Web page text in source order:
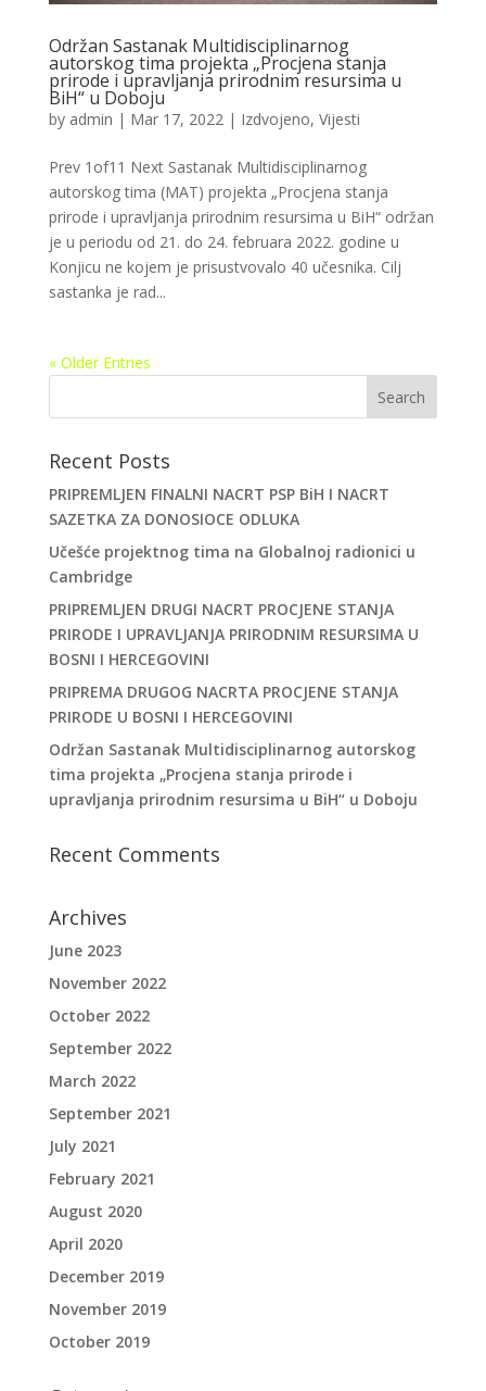
Održan Sastanak Multidisciplinarnog
autorskog tima projekta „Procjena stanja
prirode i upravljanja prirodnim resursima u
BiH“ u Doboju
by admin | Mar 17, 2022| Izdvojeno, Vijesti
Prev 1of11 Next Sastanak Multidisciplinarnog
autorskog tima (MAT) projekta „Procjena stanja
prirode i upravljanja prirodnim resursima u BiH“ održan
je u periodu od 21. do 24. februara 2022. godine u
Konjicu ne kojem je prisustvovalo 40 učesnika. Cilj
sastanka je rad...
« Older Entries
Recent Posts
PRIPREMLJEN FINALNI NACRT PSP BiH I NACRT
SAZETKA ZA DONOSIOCE ODLUKA
Učešće projektnog tima na Globalnoj radionici u
Cambridge
PRIPREMLJEN DRUGI NACRT PROCJENE STANJA
PRIRODE I UPRAVLJANJA PRIRODNIM RESURSIMA U
BOSNI I HERCEGOVINI
PRIPREMA DRUGOG NACRTA PROCJENE STANJA
PRIRODE U BOSNI I HERCEGOVINI
Održan Sastanak Multidisciplinarnog autorskog
tima projekta „Procjena stanja prirode i
upravljanja prirodnim resursima u BiH“ u Doboju
Recent Comments
Archives
June 2023
November 2022
October 2022
September 2022
March 2022
September 2021
July 2021
February 2021
August 2020
April 2020
December 2019
November 2019
October 2019